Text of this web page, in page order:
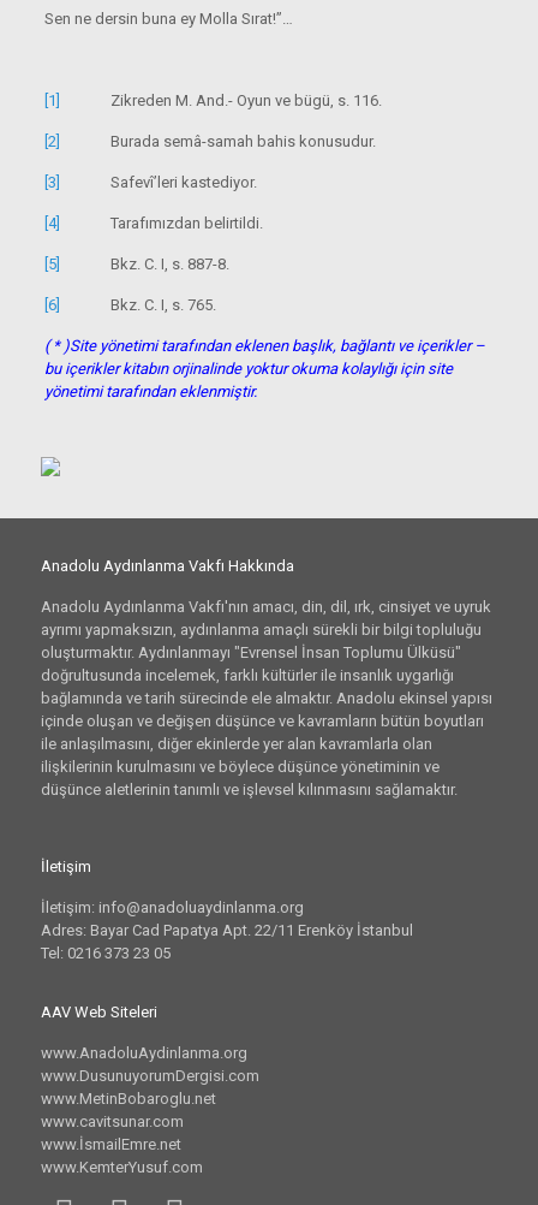
Sen ne dersin buna ey Molla Sırat!”…
[1] Zikreden M. And.- Oyun ve bügü, s. 116.
[2] Burada semâ-samah bahis konusudur.
[3] Safevî’leri kastediyor.
[4] Tarafımızdan belirtildi.
[5] Bkz. C. I, s. 887-8.
[6] Bkz. C. I, s. 765.
( * )Site yönetimi tarafından eklenen başlık, bağlantı ve içerikler –
bu içerikler kitabın orjinalinde yoktur okuma kolaylığı için site
yönetimi tarafından eklenmiştir.
Anadolu Aydınlanma Vakfı Hakkında
Anadolu Aydınlanma Vakfı'nın amacı, din, dil, ırk, cinsiyet ve uyruk
ayrımı yapmaksızın, aydınlanma amaçlı sürekli bir bilgi topluluğu
oluşturmaktır. Aydınlanmayı "Evrensel İnsan Toplumu Ülküsü"
doğrultusunda incelemek, farklı kültürler ile insanlık uygarlığı
bağlamında ve tarih sürecinde ele almaktır. Anadolu ekinsel yapısı
içinde oluşan ve değişen düşünce ve kavramların bütün boyutları
ile anlaşılmasını, diğer ekinlerde yer alan kavramlarla olan
ilişkilerinin kurulmasını ve böylece düşünce yönetiminin ve
düşünce aletlerinin tanımlı ve işlevsel kılınmasını sağlamaktır.
İletişim
İletişim: info@anadoluaydinlanma.org
Adres: Bayar Cad Papatya Apt. 22/11 Erenköy İstanbul
Tel: 0216 373 23 05
AAV Web Siteleri
www.AnadoluAydinlanma.org
www.DusunuyorumDergisi.com
www.MetinBobaroglu.net
www.cavitsunar.com
www.İsmailEmre.net
www.KemterYusuf.com